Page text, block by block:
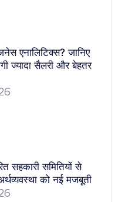
एनालिटिक्स? जानिए
ज्यादा सैलरी और बेहतर
सहकारी समितियों से
को नई मजबूती